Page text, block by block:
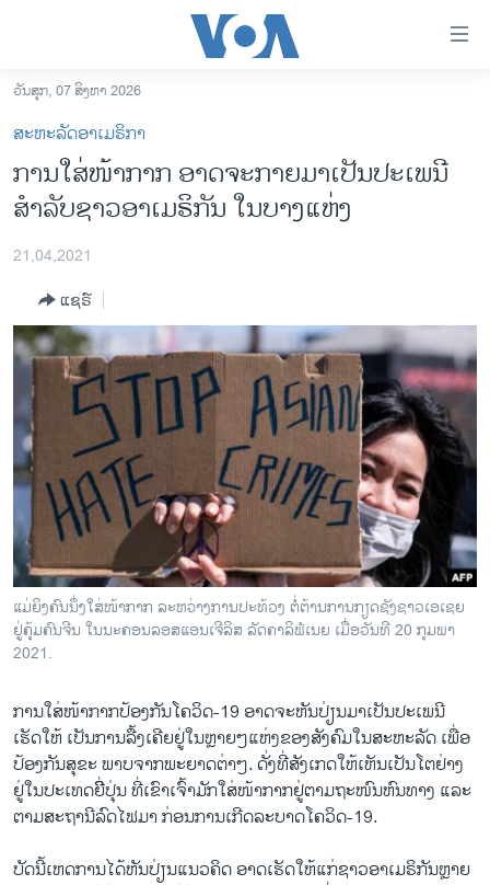
ເຂົ້າ
ຫາ
ຂ້າມ
ຂ້າມ
ຫາ
ອາເມຣິກາ
ຂ່າວ​ຈີນ
ໂລກ
ເອເຊຍ
ອິດສະຫຼະພາບດ້ານການຂ່າວ
ຊີວິດຊາວລາວ
ຊຸມຊົນຊາວລາວ
ວິທະຍາສາດ-ເທັກໂນໂລຈີ
ທຸລະກິດ
ພາສາອັງກິດ
ວີດີໂອ
ສຽງ
ລາຍການກະຈາຍສຽງ
ລາຍງານ
ຕິດຕາມພວກເຮົາ ທີ່
ພາສາຕ່າງໆ
ວັນສຸກ, 07 ສິງຫາ 2026
ສະຫະລັດອາເມຣິກາ
ການໃສ່ໜ້າກາກ ອາດຈະກາຍມາເປັນປະເພນີ
ສຳລັບຊາວອາເມຣິກັນ ໃນບາງແຫ່ງ
21,04,2021
ແຊຣ໌
ແມ່ຍິງຄົນນຶ່ງໃສ່ໜ້າກາກ ລະຫວ່າງການປະທ້ວງ ຕໍ່ຕ້ານການກຽດຊັງຊາວເອເຊຍ
ຢູ່ຄຸ້ມຄົນຈີນ ໃນນະຄອນລອສແອນເຈີລິສ ລັດຄາລິຟໍເນຍ ເມື່ອວັນທີ 20 ກຸມພາ
2021.
ການໃສ່ໜ້າກາກປ້ອງກັນໂຄວິດ-19 ອາດຈະຫັນປ່ຽນມາເປັນປະເພນີ
ເຮັດໃຫ້ ເປັນການລື້ງເຄີຍຢູ່ໃນຫຼາຍໆແຫ່ງຂອງສັງຄົມໃນສະຫະລັດ ເພື່ອ
ປ້ອງກັນສຸຂະ ພາບຈາກພະຍາດຕ່າໆ. ດັ່ງທີ່ສັງເກດໃຫ້ເຫັນເປັນໂຕຢ່າງ
ຢູ່ໃນປະເທດຍີີ່ປຸ່ນ ທີ່ເຂົາເຈົ້າມັກໃສ່ໜ້າກາກຢູ່ຕາມຖະໜົນຫົນທາງ ແລະ
ຕາມສະຖານີລົດໄຟມາ ກ່ອນການເກີດລະບາດໂຄວິດ-19.
ບັດນີ້ເຫດການໄດ້ຫັນປ່ຽນແນວຄິດ ອາດເຮັດໃຫ້ແກ່ຊາວອາເມຣິກັນຫຼາຍ